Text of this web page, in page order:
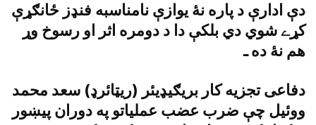
دې ادارې د پاره نۀ يوازې نامناسبه فنډز ځانګړې
کړے شوي دي بلکې دا د دومره اثر او رسوخ وړ
هم نۀ ده ـ
دفاعى تجزيه کار بريګيډيئر (ريټائرډ) سعد محمد
ووئيل چې ضرب عضب عملياتو په دوران پيښور